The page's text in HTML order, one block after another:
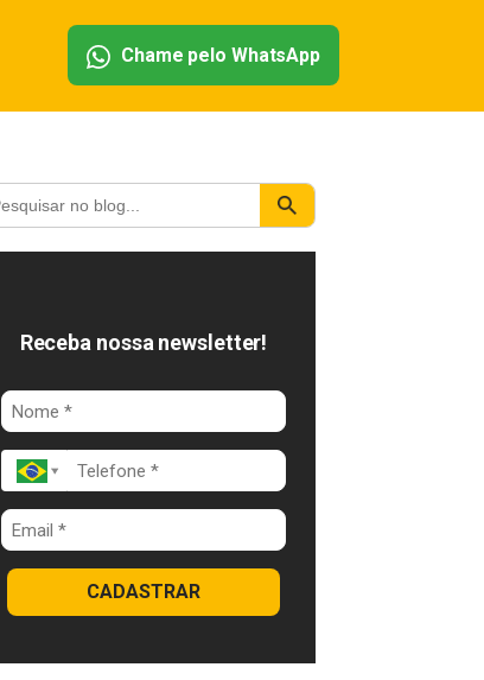
Chame pelo WhatsApp
Receba nossa newsletter!
CADASTRAR